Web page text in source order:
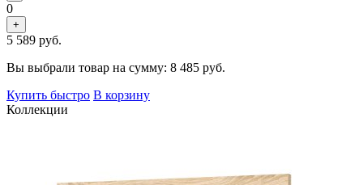
0
+
5 589 руб.
Вы выбрали товар на сумму: 8 485 руб.
Купить быстро В корзину
Коллекции